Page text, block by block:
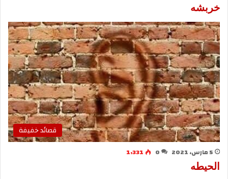
خربشه
قصائد خفيفة
5 مارس، 2021 0
1٬331
الحيطه